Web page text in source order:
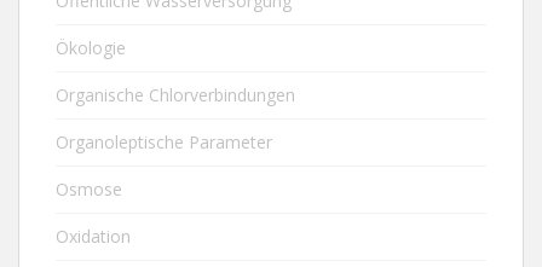
Ökologie
Organische Chlorverbindungen
Organoleptische Parameter
Osmose
Oxidation